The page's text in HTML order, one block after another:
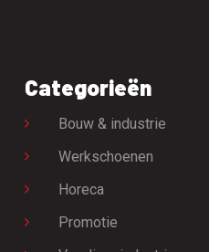
Categorieën
Bouw & industrie
Werkschoenen
Horeca
Promotie